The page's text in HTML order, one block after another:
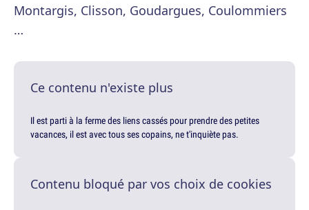
Montargis, Clisson, Goudargues, Coulommiers
…
Ce contenu n'existe plus
Il est parti à la ferme des liens cassés pour prendre des petites
vacances, il est avec tous ses copains, ne t'inquiète pas.
Contenu bloqué par vos choix de cookies